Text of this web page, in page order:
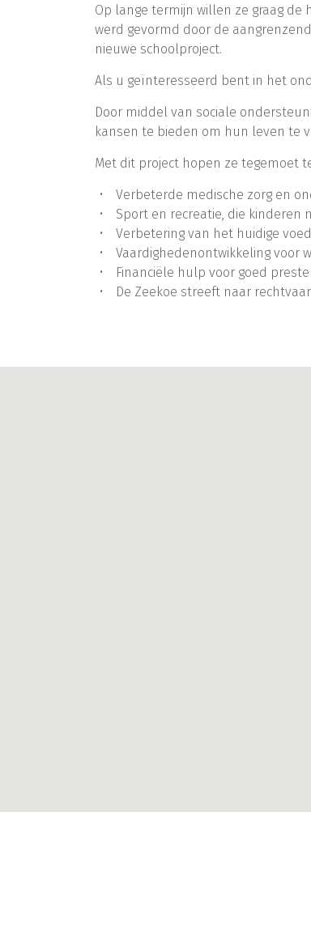
Op lange termijn willen ze graag
werd gevormd door de
nieuwe schoolproject.
Als u geïnteresseerd bent in het
Door middel van sociale
kansen te bieden om hun leven te
Met dit project hopen ze tegemoet
Verbeterde medische zorg en
Sport en recreatie, die kinderen
Verbetering van het huidige
Vaardighedenontwikkeling voor
Financiële hulp voor goed
De Zeekoe streeft naar